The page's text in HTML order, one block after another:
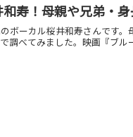
寿！母親や兄弟・
ボーカル桜井和寿さんです
調べてみました。映画『ブル